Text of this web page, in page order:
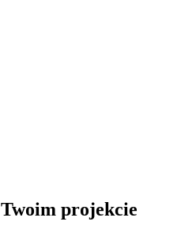
Twoim projekcie